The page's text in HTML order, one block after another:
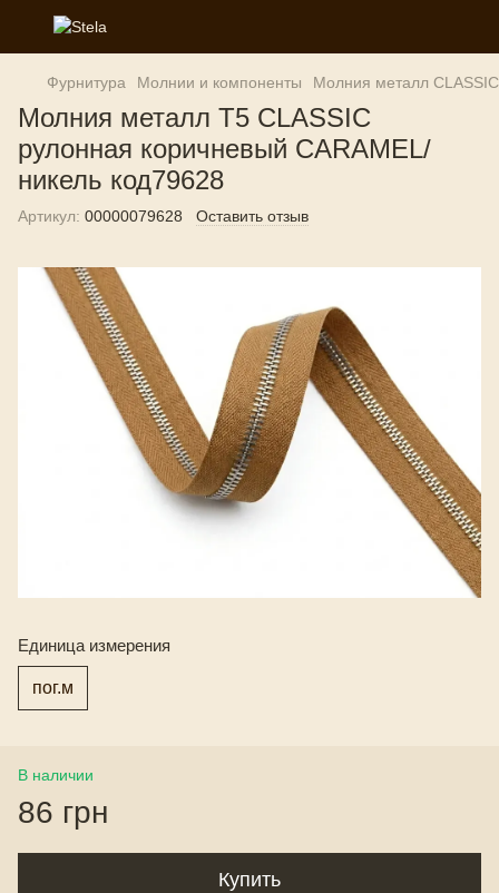
Фурнитура Молнии и компоненты Молния металл CLASSIC
Молния металл T5 CLASSIC
рулонная коричневый CARAMEL/
никель код79628
Артикул: 00000079628 Оставить отзыв
Единица измерения
пог.м
В наличии
86 грн
Купить